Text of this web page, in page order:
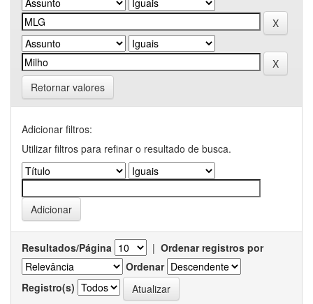
Retornar valores
Adicionar filtros:
Utilizar filtros para refinar o resultado de busca.
Resultados/Página | Ordenar registros por
Ordenar
Registro(s)